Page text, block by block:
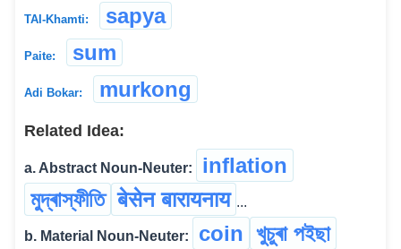
TAI-Khamti: sapya
Paite: sum
Adi Bokar: murkong
Related Idea:
a. Abstract Noun-Neuter:
inflation
মুদ্ৰাস্ফীতি बेसेन बारायनाय ...
b. Material Noun-Neuter: coin খুচুৰা পইছা